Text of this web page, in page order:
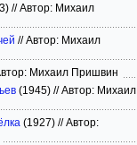
//Автор: Михаил
//Автор: Михаил
Михаил Пришвин
(1945) //Автор: Михаил
(1927) //Автор: